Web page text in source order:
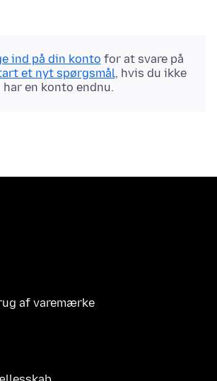
ind på din konto for at svare på
et nyt spørgsmål, hvis du ikke
har en konto endnu.
af varemærke